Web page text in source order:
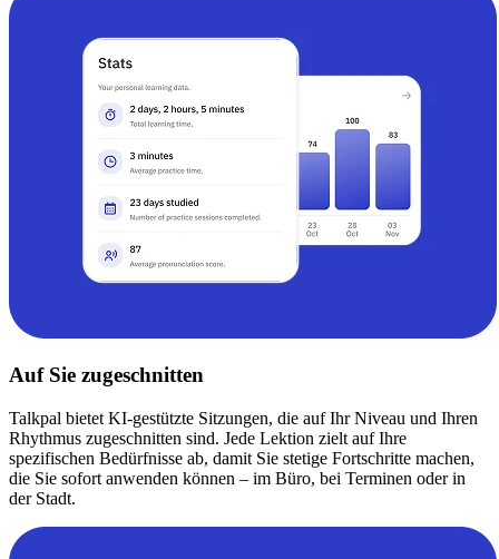
Auf Sie zugeschnitten
Talkpal bietet KI-gestützte Sitzungen, die auf Ihr Niveau und Ihren
Rhythmus zugeschnitten sind. Jede Lektion zielt auf Ihre
spezifischen Bedürfnisse ab, damit Sie stetige Fortschritte machen,
die Sie sofort anwenden können – im Büro, bei Terminen oder in
der Stadt.